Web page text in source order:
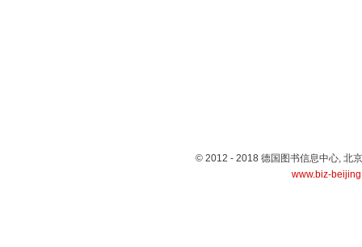
© 2012 - 2018 德国图书信息中心, 北
www.biz-